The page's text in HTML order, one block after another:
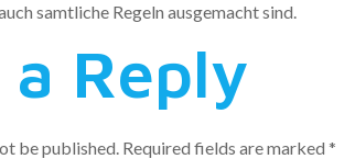
samtliche Regeln ausgemacht sind.
a Reply
be published. Required fields are marked *